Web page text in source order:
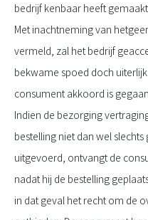
bedrijf kenbaar heeft
Met inachtneming van
vermeld, zal het bedrijf
bekwame spoed doch
consument akkoord is
Indien de bezorging
bestelling niet dan wel
uitgevoerd, ontvangt de
nadat hij de bestelling
in dat geval het recht om de